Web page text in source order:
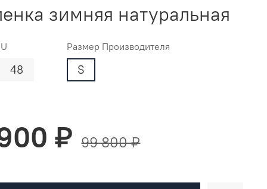
зимняя натуральная
48
Размер Производителя
S
₽ 99 800 ₽